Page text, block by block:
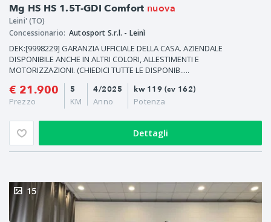
Mg HS HS 1.5T-GDI Comfort nuova
Leini' (TO)
Concessionario: Autosport S.r.l. - Leinì
DEK:[9998229] GARANZIA UFFICIALE DELLA CASA. AZIENDALE
DISPONIBILE ANCHE IN ALTRI COLORI, ALLESTIMENTI E
MOTORIZZAZIONI. (CHIEDICI TUTTE LE DISPONIB.....
€ 21.900
Prezzo
4/2025
Anno
5
KM
kw 119 (cv 162)
Potenza
Dettagli
15